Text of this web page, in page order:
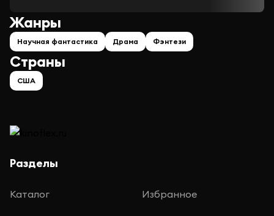
Страны
США
Жанры
Научная фантастика Драма Фэнтези
Разделы
Каталог Избранное